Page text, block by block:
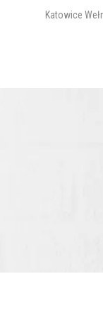
Katowice